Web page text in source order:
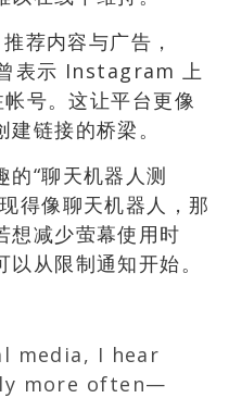
荐内容与广告，
表示 Instagram 上
号。这让平台更像
链接的桥梁。
的“聊天机器人测
得像聊天机器人，那
想减少萤幕使用时
从限制通知开始。
media, I hear
more often—